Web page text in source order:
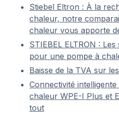
Stiebel Eltron : À la
chaleur, notre
chaleur vous apporte
STIEBEL ELTRON :
pour une pompe à
Baisse de la TVA sur
Connectivité
chaleur WPE-I Plus et
tout